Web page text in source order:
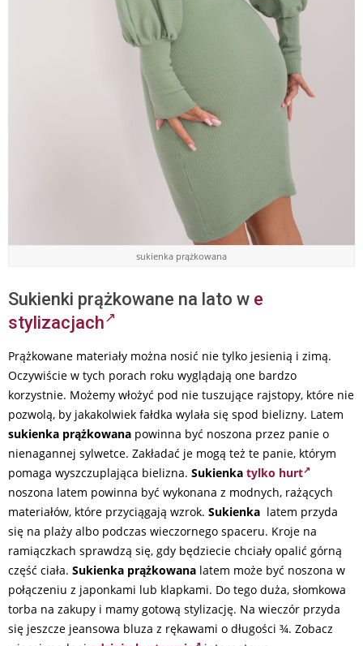
sukienka prążkowana
Sukienki prążkowane na lato w e
stylizacjach
Prążkowane materiały można nosić nie tylko jesienią i zimą.
Oczywiście w tych porach roku wyglądają one bardzo
korzystnie. Możemy włożyć pod nie tuszujące rajstopy, które nie
pozwolą, by jakakolwiek fałdka wylała się spod bielizny. Latem
sukienka prążkowana powinna być noszona przez panie o
nienagannej sylwetce. Zakładać je mogą też te panie, którym
pomaga wyszczuplająca bielizna. Sukienka tylko hurt
noszona latem powinna być wykonana z modnych, rażących
materiałów, które przyciągają wzrok. Sukienka latem przyda
się na plaży albo podczas wieczornego spaceru. Kroje na
ramiączkach sprawdzą się, gdy będziecie chciały opalić górną
część ciała. Sukienka prążkowana latem może być noszona w
połączeniu z japonkami lub klapkami. Do tego duża, słomkowa
torba na zakupy i mamy gotową stylizację. Na wieczór przyda
się jeszcze jeansowa bluza z rękawami o długości ¾. Zobacz